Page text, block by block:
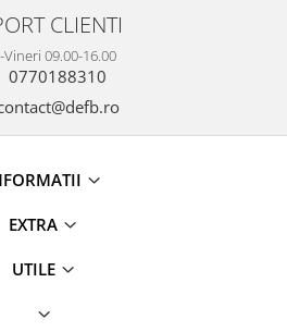
CLIENTI
09.00-16.00
0770188310
EXTRA
UTILE